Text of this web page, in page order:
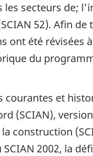
secteurs de;
52). Afin
ont été
du
et
(SCIAN),
construction
2002, la